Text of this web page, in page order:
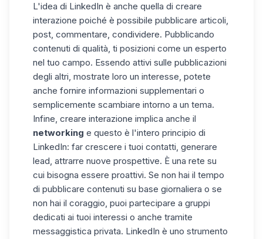
L'idea di LinkedIn è anche quella di creare
interazione poiché è possibile pubblicare articoli,
post, commentare, condividere. Pubblicando
contenuti di qualità, ti posizioni come un esperto
nel tuo campo. Essendo attivi sulle pubblicazioni
degli altri, mostrate loro un interesse, potete
anche fornire informazioni supplementari o
semplicemente scambiare intorno a un tema.
Infine, creare interazione implica anche il
networking e questo è l'intero principio di
LinkedIn: far crescere i tuoi contatti, generare
lead, attrarre nuove prospettive. È una rete su
cui bisogna essere proattivi. Se non hai il tempo
di pubblicare contenuti su base giornaliera o se
non hai il coraggio, puoi partecipare a gruppi
dedicati ai tuoi interessi o anche tramite
messaggistica privata. LinkedIn è uno strumento